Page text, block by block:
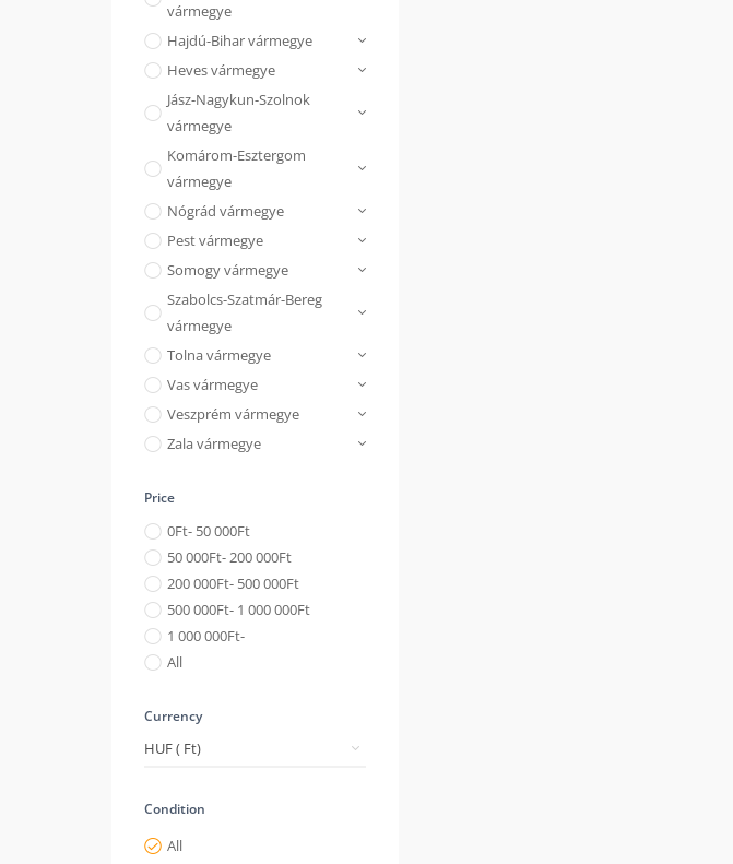
vármegye
Hajdú-Bihar vármegye
Heves vármegye
Jász-Nagykun-Szolnok
vármegye
Komárom-Esztergom
vármegye
Nógrád vármegye
Pest vármegye
Somogy vármegye
Szabolcs-Szatmár-Bereg
vármegye
Tolna vármegye
Vas vármegye
Veszprém vármegye
Zala vármegye
Price
0Ft- 50 000Ft
50 000Ft- 200 000Ft
200 000Ft- 500 000Ft
500 000Ft- 1 000 000Ft
1 000 000Ft-
All
Currency
Condition
All